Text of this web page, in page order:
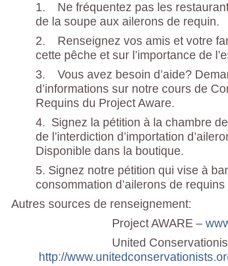
1. Ne fréquentez pas les
de la soupe aux ailerons de requin.
2. Renseignez vos amis et votre
cette pêche et sur l’importance de
3. Vous avez besoin d’aide?
d’informations sur notre cours de
Requins du Project Aware.
4. Signez la pétition à la chambre
de l’interdiction d’importation
Disponible dans la boutique.
5. Signez notre pétition qui vise à
consommation d’ailerons de
Autres sources de renseignement:
Project AWARE –
United
http://